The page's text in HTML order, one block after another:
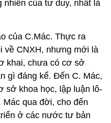
của tư duy, nhất là
của C.Mác. Thực ra
về CNXH, nhưng mới là
khai, chưa có cơ sở
gì đáng kể. Đến C. Mác,
sở khoa học, lập luận lô-
Mác qua đời, cho đến
ở các nước tư bản